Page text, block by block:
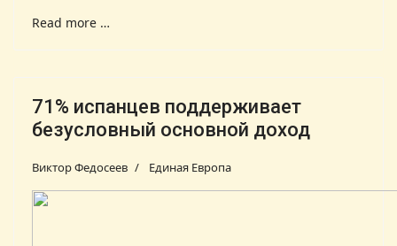
Read more …
71% испанцев поддерживает
безусловный основной доход
Виктор Федосеев Единая Европа